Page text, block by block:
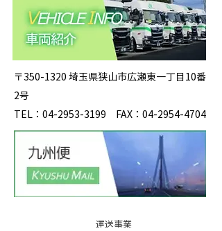
〒350-1320 埼玉県狭山市広瀬東一丁目10番
2号
TEL：04-2953-3199 FAX：04-2954-4704
運送事業